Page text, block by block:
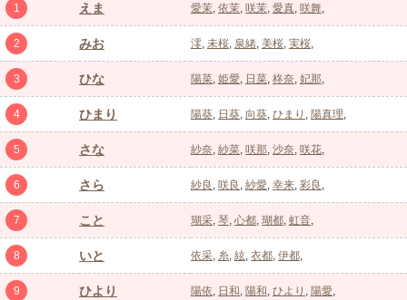
1 えま 愛茉 依茉 咲茉 愛真 咲舞
2 みお 澪 未桜 泉緒 美桜 実桜
3 ひな 陽菜 姫愛 日菜 柊奈 妃那
4 ひまり 陽葵 日葵 向葵 ひまり 陽真理
5 さな 紗奈 紗菜 咲那 沙奈 咲花
6 さら 紗良 咲良 紗愛 幸来 彩良
7 こと 瑚采 琴 心都 瑚都 虹音
8 いと 依采 糸 絃 衣都 伊都
9 ひより 陽依 日和 陽和 ひより 陽愛